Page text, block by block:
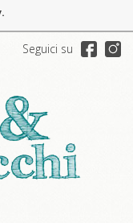
Seguici su